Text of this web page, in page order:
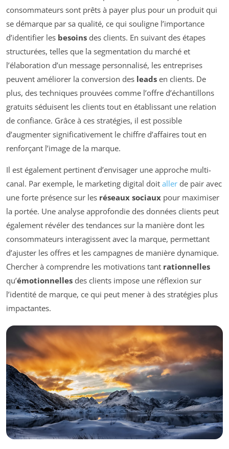
consommateurs sont prêts à payer plus pour un produit qui
se démarque par sa qualité, ce qui souligne l’importance
d’identifier les besoins des clients. En suivant des étapes
structurées, telles que la segmentation du marché et
l’élaboration d’un message personnalisé, les entreprises
peuvent améliorer la conversion des leads en clients. De
plus, des techniques prouvées comme l’offre d’échantillons
gratuits séduisent les clients tout en établissant une relation
de confiance. Grâce à ces stratégies, il est possible
d’augmenter significativement le chiffre d’affaires tout en
renforçant l’image de la marque.
Il est également pertinent d’envisager une approche multi-
canal. Par exemple, le marketing digital doit aller de pair avec
une forte présence sur les réseaux sociaux pour maximiser
la portée. Une analyse approfondie des données clients peut
également révéler des tendances sur la manière dont les
consommateurs interagissent avec la marque, permettant
d’ajuster les offres et les campagnes de manière dynamique.
Chercher à comprendre les motivations tant rationnelles
qu’émotionnelles des clients impose une réflexion sur
l’identité de marque, ce qui peut mener à des stratégies plus
impactantes.